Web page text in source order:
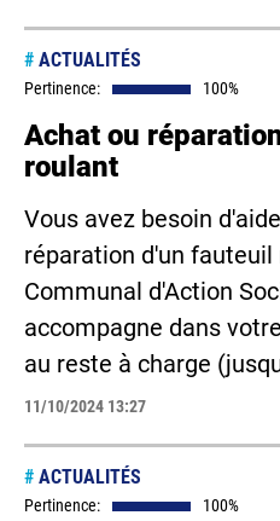
# ACTUALITÉS
Pertinence: 100%
Achat ou
roulant
Vous avez besoin
réparation d'un fauteuil
Communal d'Action
accompagne dans
au reste à charge
11/10/2024 13:27
# ACTUALITÉS
Pertinence: 100%